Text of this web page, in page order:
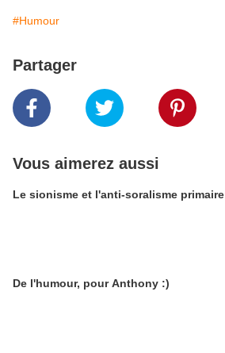
#Humour
Partager
Vous aimerez aussi
Le sionisme et l'anti-soralisme primaire
De l'humour, pour Anthony :)